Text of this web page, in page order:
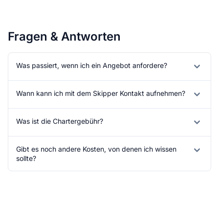
Fragen & Antworten
Was passiert, wenn ich ein Angebot anfordere?
Wann kann ich mit dem Skipper Kontakt aufnehmen?
Was ist die Chartergebühr?
Gibt es noch andere Kosten, von denen ich wissen
sollte?